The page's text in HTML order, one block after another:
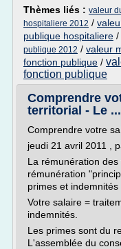
Thèmes liés : valeur
hospitaliere 2012 /
publique hospitaliere /
publique 2012 / valeur
fonction publique /
fonction publique
Comprendre
territorial - Le ...
Comprendre votre
jeudi 21 avril 2011 ,
La rémunération
rémunération
primes et indemnités
Votre salaire =
indemnités.
Les primes sont du
L'assemblée du